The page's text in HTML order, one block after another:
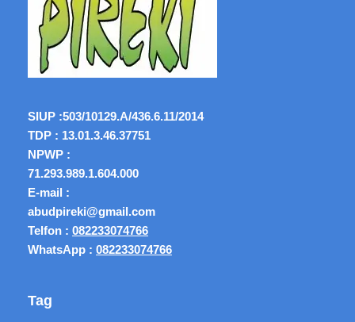
SIUP :503/10129.A/436.6.11/2014
TDP : 13.01.3.46.37751
NPWP :
71.293.989.1.604.000
E-mail :
abudpireki@gmail.com
Telfon : 082233074766
WhatsApp : 082233074766
Tag